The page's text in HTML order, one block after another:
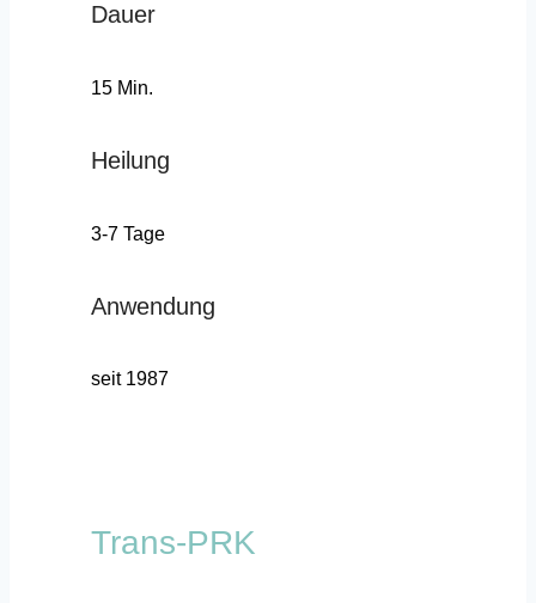
Dauer
15 Min.
Heilung
3-7 Tage
Anwendung
seit 1987
Trans-PRK